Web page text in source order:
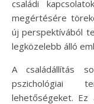
családi
megértésére
új perspektívából
legközelebb álló
A családállítás
pszichológiai
lehetőségeket.